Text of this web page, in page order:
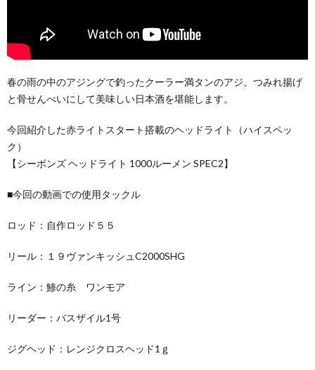
春の雨の中のアジングで釣ったクーラー満タンのアジ。つみれ揚げ
と骨せんべいにして美味しい日本酒を堪能します。
今回紹介した赤ライトスタート搭載のヘッドライト（ハイスペッ
ク）
【シーボンズ ヘッドライト 1000ルーメン SPEC2】
■今回の動画での使用タックル
ロッド：自作ロッド５５
リール：１９ヴァンキッシュC2000SHG
ライン：鯵の糸 ワンモア
リーダー：バスザイル1号
ジグヘッド：レンジクロスヘッド1ｇ